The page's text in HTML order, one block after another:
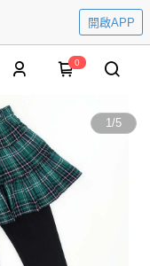
開啟APP
0
1/5